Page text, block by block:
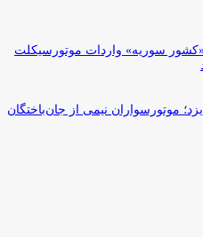
سوریه» واردات موتورسیکلت
موتورسواران نیمی از جان‌باختگان